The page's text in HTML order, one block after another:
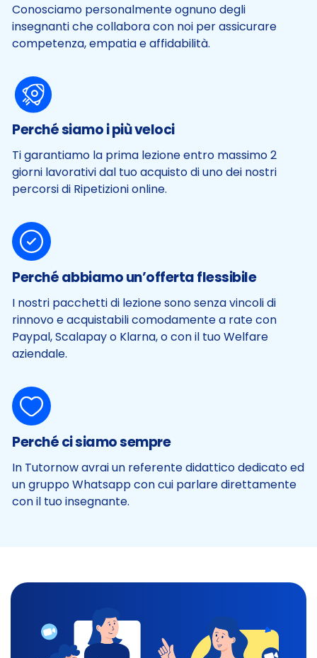
Conosciamo personalmente ognuno degli
insegnanti che collabora con noi per assicurare
competenza, empatia e affidabilità.
Perché siamo i più veloci
Ti garantiamo la prima lezione entro massimo 2
giorni lavorativi dal tuo acquisto di uno dei nostri
percorsi di Ripetizioni online.
Perché abbiamo un’offerta flessibile
I nostri pacchetti di lezione sono senza vincoli di
rinnovo e acquistabili comodamente a rate con
Paypal, Scalapay o Klarna, o con il tuo Welfare
aziendale.
Perché ci siamo sempre
In Tutornow avrai un referente didattico dedicato ed
un gruppo Whatsapp con cui parlare direttamente
con il tuo insegnante.